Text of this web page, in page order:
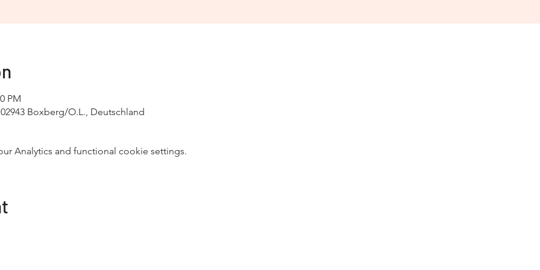
PM
Boxberg/O.L., Deutschland
Analytics and functional cookie settings.